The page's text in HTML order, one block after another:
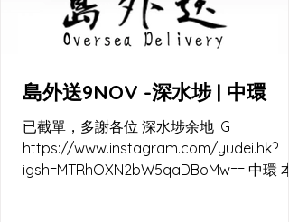
島外送9NOV -深水埗 | 中環
已截單，多謝各位 深水埗余地 IG
https://www.instagram.com/yudei.hk?
igsh=MTRhOXN2bW5qaDBoMw== 中環